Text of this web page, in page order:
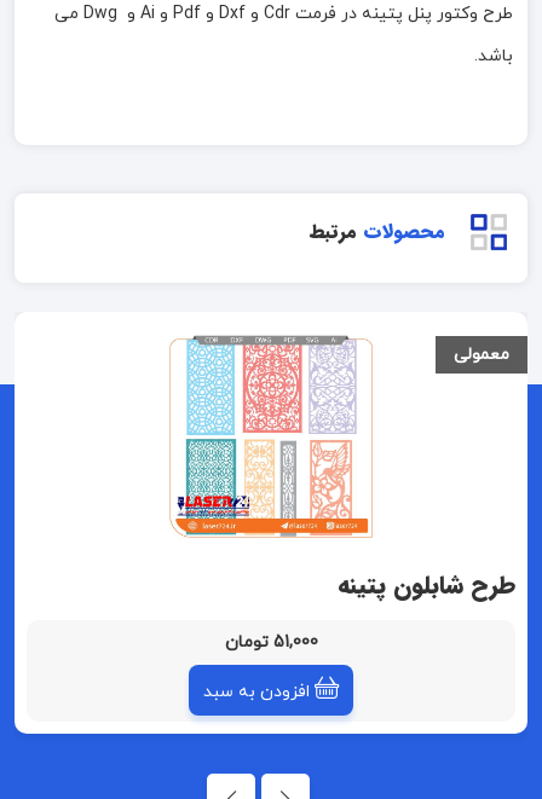
طرح وکتور پنل پتینه در فرمت Cdr و Dxf و Pdf و Ai و Dwg می
باشد.
محصولات مرتبط
معمولی
طرح شابلون پتینه
51,000 تومان
افزودن به سبد